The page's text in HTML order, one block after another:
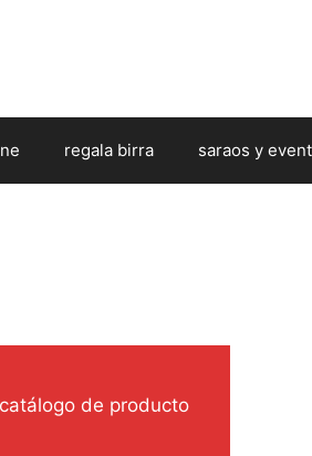
regala birra saraos y
de producto